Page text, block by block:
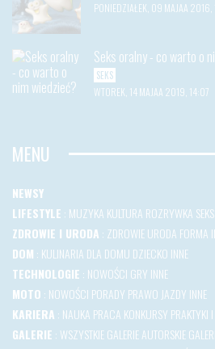
PONIEDZIAŁEK, 09 MAJAA
Seks oralny - co warto o
SEKS
WTOREK, 14 MAJAA 2019, 14:07
MENU
NEWSY
LIFESTYLE : MUZYKA KULTURA ROZRYWKA SEKS
ZDROWIE I URODA : ZDROWIEURODA FORMA
DOM : KULINARIA DLA DOMU DZIECKO INNE
TECHNOLOGIE : NOWOŚCI GRY INNE
MOTO : NOWOŚCI PORADY PRAWO JAZDY INNE
KARIERA : NAUKA PRACA KONKURSY PRAKTYKI
GALERIE : WSZYSTKIE GALERIEAUTORSKIE